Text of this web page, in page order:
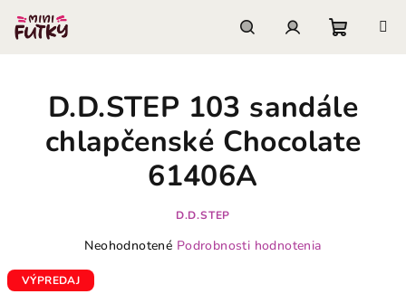
obsah
košík
D.D.STEP 103 sandále
chlapčenské Chocolate
61406A
D.D.STEP
Priemerné
produktu
Neohodnotené Podrobnosti hodnotenia
VÝPREDAJ